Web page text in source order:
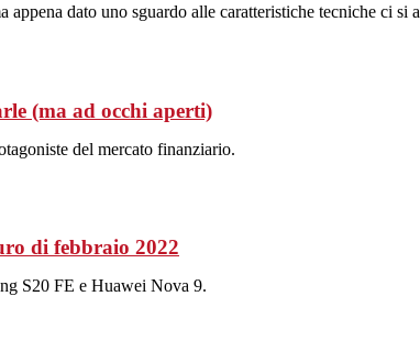
appena dato uno sguardo alle caratteristiche tecniche ci
(ma ad occhi aperti)
del mercato finanziario.
di febbraio 2022
S20 FE e Huawei Nova 9.